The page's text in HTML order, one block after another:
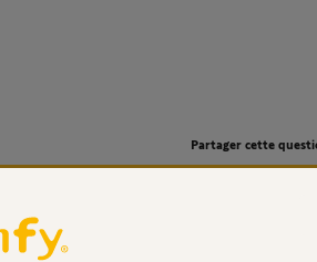
Partager cette